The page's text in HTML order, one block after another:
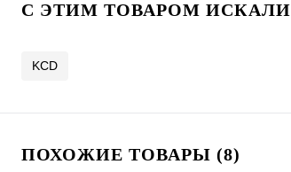
C ЭТИМ ТОВАРОМ ИСКАЛИ
KCD
ПОХОЖИЕ ТОВАРЫ (8)